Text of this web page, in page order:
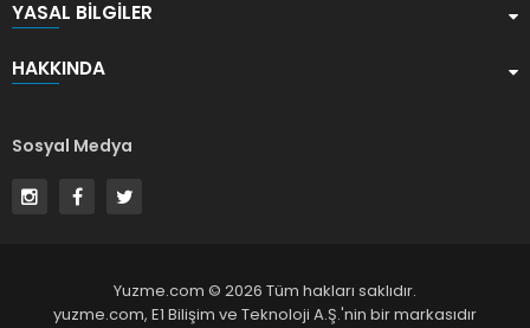
YASAL BILGILER
HAKKINDA
Sosyal Medya
Yuzme.com © 2026 Tüm hakları saklıdır.
yuzme.com, E1 Bilişim ve Teknoloji A.Ş.'nin bir markasıdır